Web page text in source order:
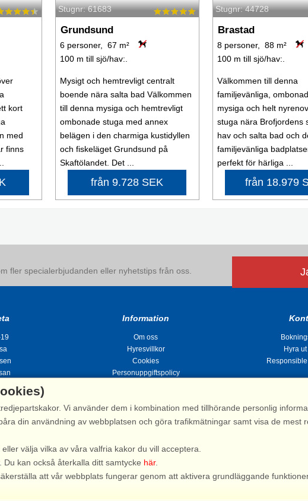
kort
med
finns
Stugnr: 61683
Grundsund
6 personer, 67 m²
100 m till sjö/hav:.
Mysigt och hemtrevligt centralt
boende nära salta bad Välkommen
till denna mysiga och hemtrevligt
ombonade stuga med annex
belägen i den charmiga kustidyllen
och fiskeläget Grundsund på
Skaftölandet. Det ...
från 9.728 SEK
Stugnr: 44728
Brastad
8 personer, 88 m²
100 m till sjö/hav:.
Välkommen till denna
familjevänliga,
mysiga och helt
stuga nära Brofjordens
hav och salta bad och
familjevänliga
perfekt för härliga ...
från 18.979
fler specialerbjudanden eller nyhetstips från oss.
Information
Om oss
Hyresvillkor
Cookies
Personuppgiftspolicy
Hyra
Stugsommar |Kvarngatan 2, 311 32 Falkenberg |
*) Fullständigt firmanamn, se hyresvillkor
Vi använder dem i kombination med tillhörande personlig
din användning av webbplatsen och göra trafikmätningar samt visa de mest
välja vilka av våra valfria kakor du vill acceptera.
. Du kan också återkalla ditt samtycke här.
att vår webbplats fungerar genom att aktivera grundläggande